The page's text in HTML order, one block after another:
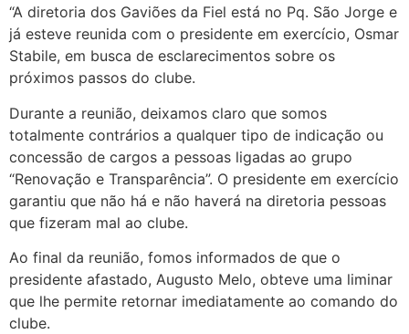
“A diretoria dos Gaviões da Fiel está no Pq. São Jorge e
já esteve reunida com o presidente em exercício, Osmar
Stabile, em busca de esclarecimentos sobre os
próximos passos do clube.
Durante a reunião, deixamos claro que somos
totalmente contrários a qualquer tipo de indicação ou
concessão de cargos a pessoas ligadas ao grupo
“Renovação e Transparência”. O presidente em exercício
garantiu que não há e não haverá na diretoria pessoas
que fizeram mal ao clube.
Ao final da reunião, fomos informados de que o
presidente afastado, Augusto Melo, obteve uma liminar
que lhe permite retornar imediatamente ao comando do
clube.